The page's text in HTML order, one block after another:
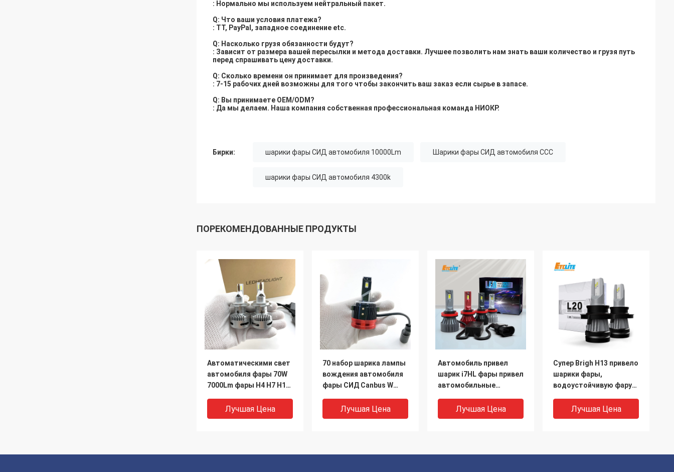
: Нормально мы используем нейтральный пакет.
Q: Что ваши условия платежа?
: TT, PayPal, западное соединение etc.
Q: Насколько грузя обязанности будут?
: Зависит от размера вашей пересылки и метода доставки. Лучшее позволить нам знать ваши количество и грузя путь
перед спрашивать цену доставки.
Q: Сколько времени он принимает для произведения?
: 7-15 рабочих дней возможны для того чтобы закончить ваш заказ если сырье в запасе.
Q: Вы принимаете OEM/ODM?
: Да мы делаем. Наша компания собственная профессиональная команда НИОКР.
Бирки: шарики фары СИД автомобиля 10000Lm Шарики фары СИД автомобиля CCC
шарики фары СИД автомобиля 4300k
ПОРЕКОМЕНДОВАННЫЕ ПРОДУКТЫ
Автоматическими свет
автомобиля фары 70W
7000Lm фары H4 H7 H11
автомобиля 2
приведенный
Лучшая Цена
70 набор шарика лампы
вождения автомобиля
фары СИД Canbus W
Лучшая Цена
Автомобиль привел
шарик i7HL фары привел
автомобильные
светов автомобиля
автомобиль H16
Лучшая Цена
Супер Brigh H13 привело
шарики фары,
водоустойчивую фару
Лучшая Цена